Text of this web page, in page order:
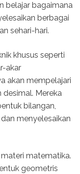
belajar bagaimana
berbagai
sehari-hari.
khusus seperti
akar
akan mempelajari
Mereka
bilangan,
menyelesaikan
matematika.
geometris